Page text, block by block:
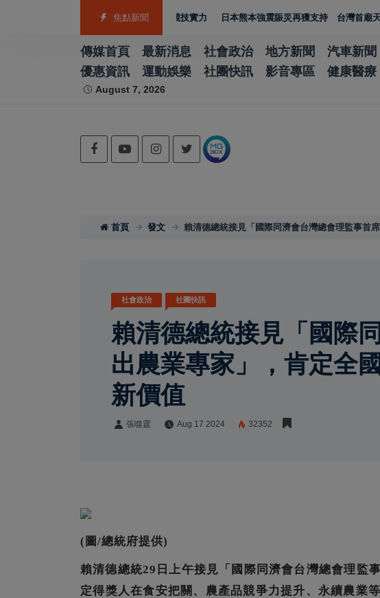
焦點新聞
泳射箭籃球跆拳道展現青年競技實力 日本熊本強震賑災再獲支持 台灣首廟天壇捐300萬
傳媒首頁 最新消息 社會政治 地方新聞 汽車新聞
優惠資訊
運動娛樂 社團快訊 影音專區 健康醫療
August 7, 2026
首頁 發文 賴清德總統接見「國際同濟會台灣總會理監事首
社會政治 社團快訊
賴清德總統接見「國際
出農業專家」，肯定全
新價值
張噬霆 Aug 17 2024 32352
(圖/總統府提供)
賴清德總統29日上午接見「國際同濟會台灣總會理監
定得獎人在食安把關、農產品競爭力提升、永續農業